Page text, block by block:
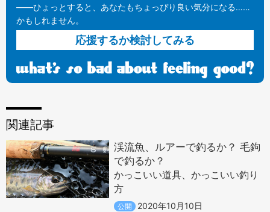
——ひょっとすると、あなたもちょっぴり良い気分になる……
かもしれません。
応援するか検討してみる
関連記事
渓流魚、ルアーで釣るか？ 毛鉤
で釣るか？
かっこいい道具、かっこいい釣り
方
公開 2020年10月10日